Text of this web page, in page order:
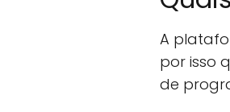
A
por isso
de